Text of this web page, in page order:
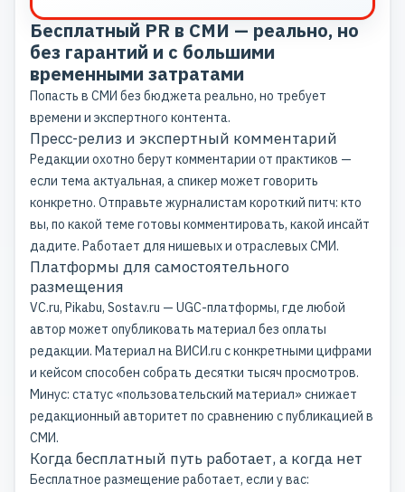
Бесплатный PR в СМИ — реально, но
без гарантий и с большими
временными затратами
Попасть в СМИ без бюджета реально, но требует
времени и экспертного контента.
Пресс-релиз и экспертный комментарий
Редакции охотно берут комментарии от практиков —
если тема актуальная, а спикер может говорить
конкретно. Отправьте журналистам короткий питч: кто
вы, по какой теме готовы комментировать, какой инсайт
дадите. Работает для нишевых и отраслевых СМИ.
Платформы для самостоятельного
размещения
VC.ru, Pikabu, Sostav.ru — UGC-платформы, где любой
автор может опубликовать материал без оплаты
редакции. Материал на ВИСИ.ru с конкретными цифрами
и кейсом способен собрать десятки тысяч просмотров.
Минус: статус «пользовательский материал» снижает
редакционный авторитет по сравнению с публикацией в
СМИ.
Когда бесплатный путь работает, а когда нет
Бесплатное размещение работает, если у вас: